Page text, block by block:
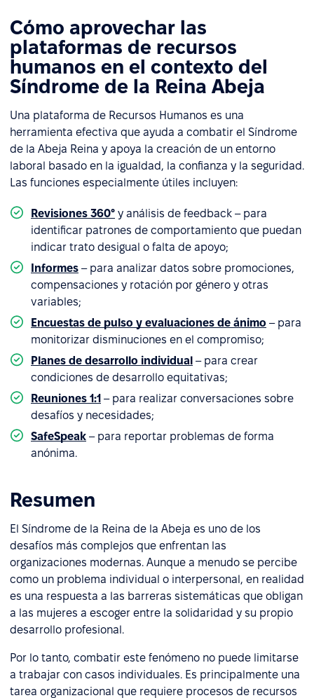
Cómo aprovechar las
plataformas de recursos
humanos en el contexto del
Síndrome de la Reina Abeja
Una plataforma de Recursos Humanos es una
herramienta efectiva que ayuda a combatir el Síndrome
de la Abeja Reina y apoya la creación de un entorno
laboral basado en la igualdad, la confianza y la seguridad.
Las funciones especialmente útiles incluyen:
Revisiones 360° y análisis de feedback – para
identificar patrones de comportamiento que puedan
indicar trato desigual o falta de apoyo;
Informes – para analizar datos sobre promociones,
compensaciones y rotación por género y otras
variables;
Encuestas de pulso y evaluaciones de ánimo – para
monitorizar disminuciones en el compromiso;
Planes de desarrollo individual – para crear
condiciones de desarrollo equitativas;
Reuniones 1:1 – para realizar conversaciones sobre
desafíos y necesidades;
SafeSpeak – para reportar problemas de forma
anónima.
Resumen
El Síndrome de la Reina de la Abeja es uno de los
desafíos más complejos que enfrentan las
organizaciones modernas. Aunque a menudo se percibe
como un problema individual o interpersonal, en realidad
es una respuesta a las barreras sistemáticas que obligan
a las mujeres a escoger entre la solidaridad y su propio
desarrollo profesional.
Por lo tanto, combatir este fenómeno no puede limitarse
a trabajar con casos individuales. Es principalmente una
tarea organizacional que requiere procesos de recursos